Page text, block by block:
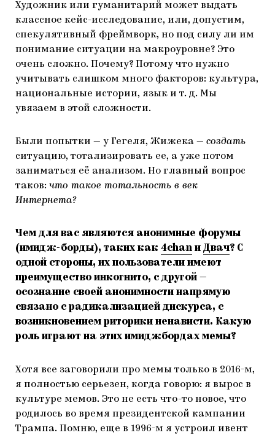
Художник или гуманитарий может выдать
классное кейс-исследование, или, допустим,
спекулятивный фреймворк, но под силу ли им
понимание ситуации на макроуровне? Это
очень сложно. Почему? Потому что нужно
учитывать слишком много факторов: культура,
национальные истории, язык и т. д. Мы
увязаем в этой сложности.
Были попытки — у Гегеля, Жижека — создать
ситуацию, тотализировать ее, а уже потом
заниматься её анализом. Но главный вопрос
таков: что такое тотальность в век
Интернета?
Чем для вас являются анонимные форумы
(имидж-борды), таких как 4chan и Двач? С
одной стороны, их пользователи имеют
преимущество инкогнито, с другой —
осознание своей анонимности напрямую
связано с радикализацией дискурса, с
возникновением риторики ненависти. Какую
роль играют на этих имиджбордах мемы?
Хотя все заговорили про мемы только в 2016-м,
я полностью серьезен, когда говорю: я вырос в
культуре мемов. Это не есть что-то новое, что
родилось во время президентской кампании
Трампа. Помню, еще в 1996-м я устроил ивент